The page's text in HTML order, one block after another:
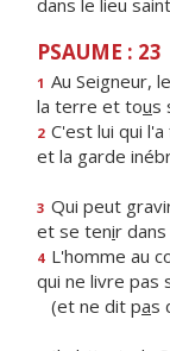
dans le lieu
PSAUME : 23
1 Au Seigneur,
la terre et tous
2 C'est lui qui l'a
et la garde
3 Qui peut
et se tenir dans
4 L'homme au
qui ne livre pas
(et ne dit pas